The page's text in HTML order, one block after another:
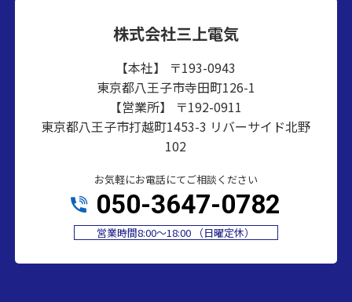
株式会社三上電気
【本社】 〒193-0943
東京都八王子市寺田町126-1
【営業所】 〒192-0911
東京都八王子市打越町1453-3 リバーサイド北野
102
お気軽にお電話にてご相談ください
050-3647-0782
営業時間8:00～18:00 （日曜定休）